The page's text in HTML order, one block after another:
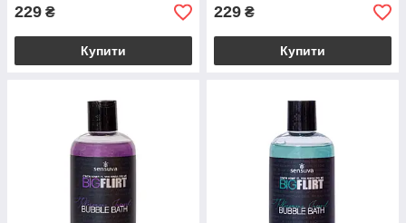
229 ₴
Купити
229 ₴
Купити